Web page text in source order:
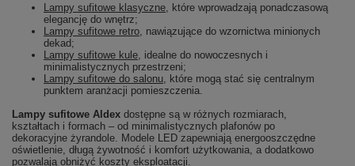
Lampy sufitowe klasyczne , które wprowadzają ponadczasową
elegancję do wnętrz;
Lampy sufitowe retro , nawiązujące do wzornictwa minionych
dekad;
Lampy sufitowe kule , idealne do nowoczesnych i
minimalistycznych przestrzeni;
Lampy sufitowe do salonu , które mogą stać się centralnym
punktem aranżacji pomieszczenia.
Lampy sufitowe Aldex dostępne są w różnych rozmiarach,
kształtach i formach – od minimalistycznych plafonów po
dekoracyjne żyrandole. Modele LED zapewniają energooszczędne
oświetlenie, długą żywotność i komfort użytkowania, a dodatkowo
pozwalają obniżyć koszty eksploatacji.